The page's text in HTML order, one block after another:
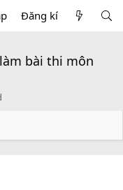
Đăng kí
bài thi môn